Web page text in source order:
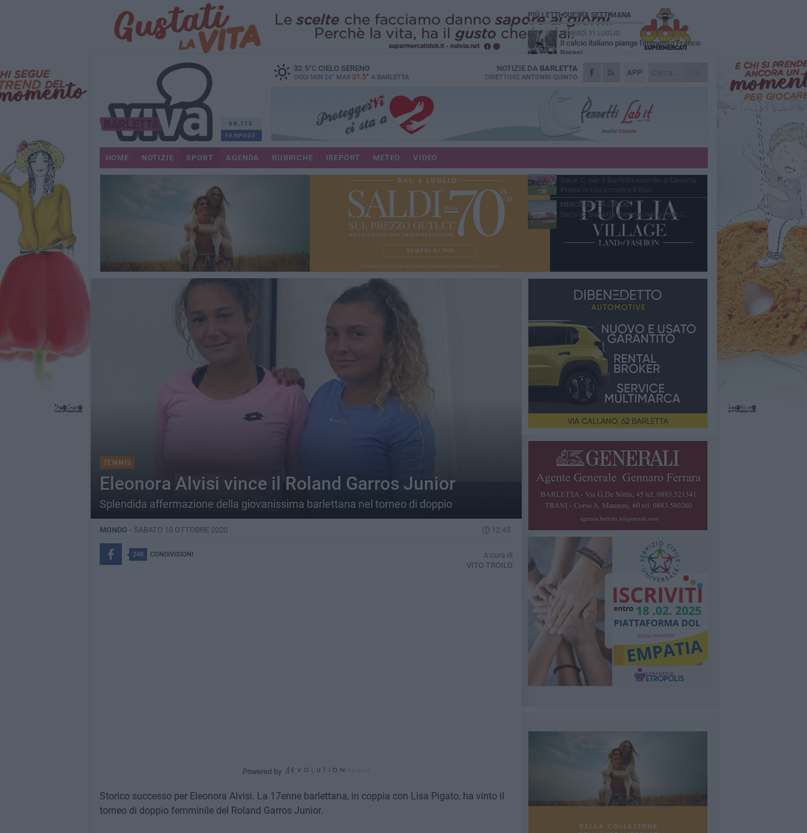
68.713
FANPAGE
32.5°CCIELO SERENO
OGGI MIN 24° MAX 31.5° A BARLETTA
APP
NOTIZIE DA BARLETTA
DIRETTORE ANTONIO QUINTO
HOME NOTIZIE SPORT AGENDA RUBRICHE IREPORT METEO VIDEO
TENNIS
Eleonora Alvisi vince il Roland Garros Junior
Splendida affermazione della giovanissima barlettana nel torneo di doppio
MONDO - SABATO 10 OTTOBRE 2020 12.45
248 CONDIVISIONI
A cura di
VITO TROILO
Powered by
Storico successo per Eleonora Alvisi. La 17enne barlettana, in coppia con Lisa Pigato, ha vinto il
torneo di doppio femminile del Roland Garros Junior.
PIÙ LETTI QUESTA SETTIMANA
VENERDÌ 31 LUGLIO
Il calcio italiano piange l'immenso Franco
Baresi
VENERDÌ 31 LUGLIO
Serie C Sky Wifi: fissate date e orari delle
SABATO 1 AGOSTO
Poker di Da Silva, Barletta batte Soccer
Trani 4-1 in amichevole
VENERDÌ 31 LUGLIO
Barletta 1922: un avvio tostissimo e
GIOVEDÌ 30 LUGLIO
MERCOLEDÌ 29 LUGLIO
Serie C, Barletta inserito nel girone C